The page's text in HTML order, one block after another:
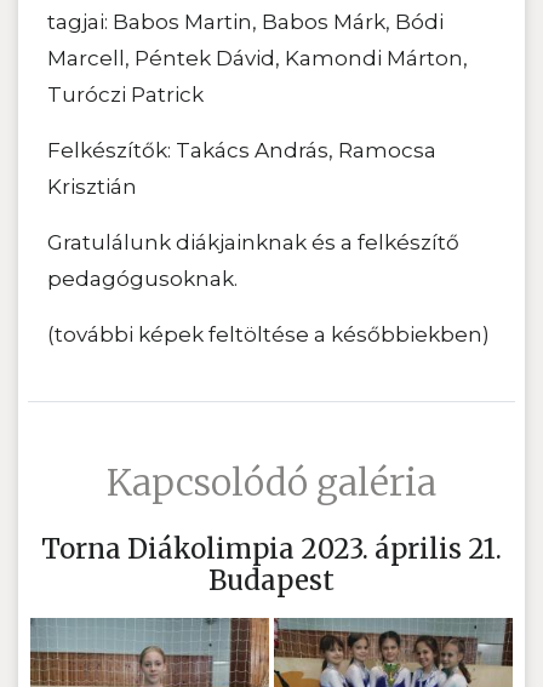
tagjai: Babos Martin, Babos Márk, Bódi
Marcell, Péntek Dávid, Kamondi Márton,
Turóczi Patrick
Felkészítők: Takács András, Ramocsa
Krisztián
Gratulálunk diákjainknak és a felkészítő
pedagógusoknak.
(további képek feltöltése a későbbiekben)
Kapcsolódó galéria
Torna Diákolimpia 2023. április 21.
Budapest